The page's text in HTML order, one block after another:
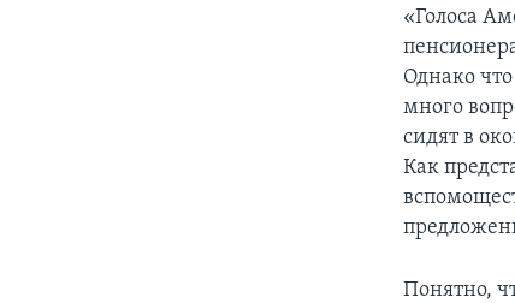
«Голоса
Однако
много
сидят в
Как
Понятно,